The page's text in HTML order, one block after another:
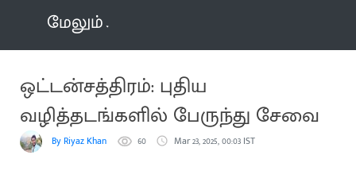
மேலும்
ஒட்டன்சத்திரம்: புதிய
வழித்தடங்களில் பேருந்து சேவை
By Riyaz Khan 60 Mar 23, 2025, 00:03 IST